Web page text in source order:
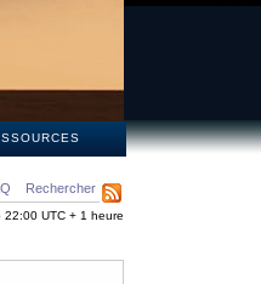
Rechercher
22:00 UTC + 1 heure